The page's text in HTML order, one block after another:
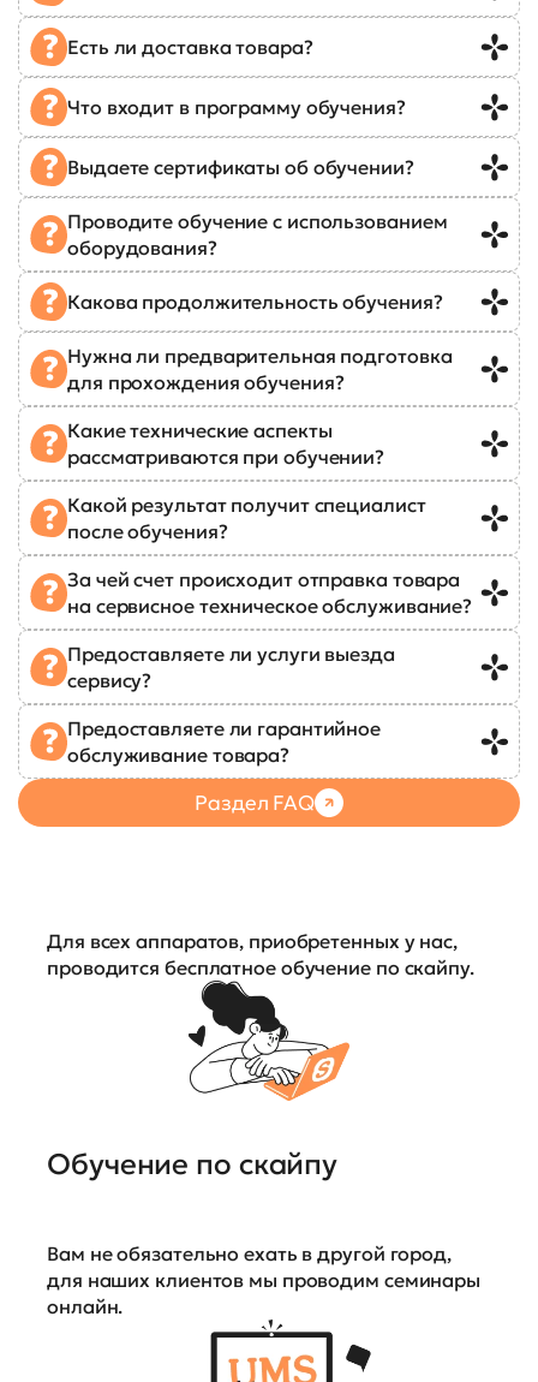
Есть ли доставка товара?
Что входит в программу обучения?
Выдаете сертификаты об обучении?
Проводите обучение с использованием
оборудования?
Какова продолжительность обучения?
Нужна ли предварительная подготовка
для прохождения обучения?
Какие технические аспекты
рассматриваются при обучении?
Какой результат получит специалист
после обучения?
За чей счет происходит отправка товара
на сервисное техническое обслуживание?
Предоставляете ли услуги выезда
сервису?
Предоставляете ли гарантийное
обслуживание товара?
Раздел FAQ
Для всех аппаратов, приобретенных у нас,
проводится бесплатное обучение по скайпу.
Обучение по скайпу
Вам не обязательно ехать в другой город,
для наших клиентов мы проводим семинары
онлайн.